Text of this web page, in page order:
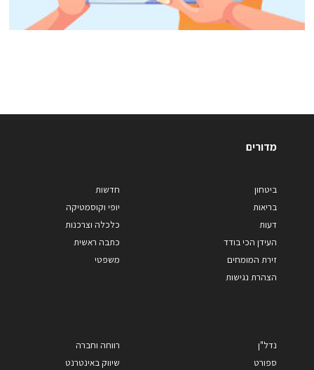
מדורים
ביטחון
בריאות
דעות
העידן הכי בודד
זירת המומחים
הצהרת נגישות
חדשות
יופי וקוסמטיקה
כלכלה וצרכנות
כתבה ראשית
משפטי
נדל"ן
ספורט
רווחה וחברה
שיווק באינטרנט